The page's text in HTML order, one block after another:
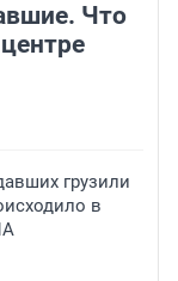
Что
грузили
в